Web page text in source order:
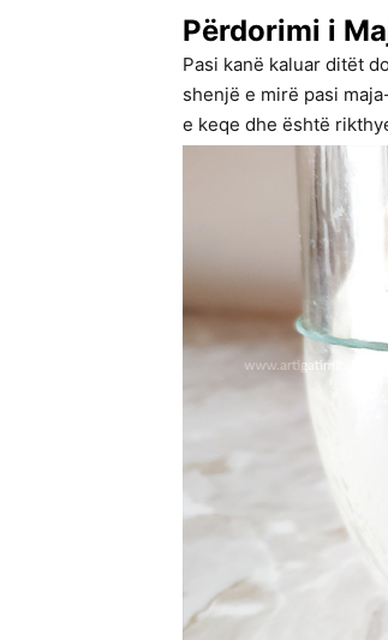
Përdorimi i
Pasi kanë kaluar ditët
shenjë e mirë pasi
e keqe dhe është